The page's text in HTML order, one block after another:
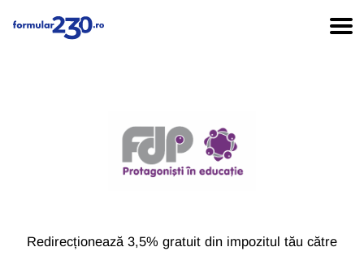
Redirecționează 3,5% gratuit din impozitul tău către